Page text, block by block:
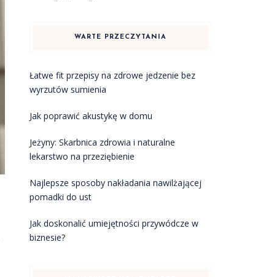
WARTE PRZECZYTANIA
Łatwe fit przepisy na zdrowe jedzenie bez
wyrzutów sumienia
Jak poprawić akustykę w domu
Jeżyny: Skarbnica zdrowia i naturalne
lekarstwo na przeziębienie
Najlepsze sposoby nakładania nawilżającej
pomadki do ust
Jak doskonalić umiejętności przywódcze w
biznesie?